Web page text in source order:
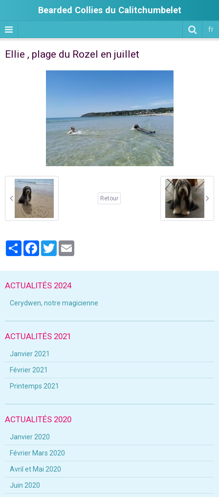
Bearded Collies du Calitchumbelet
fr
Ellie , plage du Rozel en juillet
Retour
PartagerFacebook
Twitter
ACTUALITÉS 2024
Cerydwen, notre magicienne
ACTUALITÉS 2021
Janvier 2021
Février 2021
Printemps 2021
ACTUALITÉS 2020
Janvier 2020
Février Mars 2020
Avril et Mai 2020
Juin 2020